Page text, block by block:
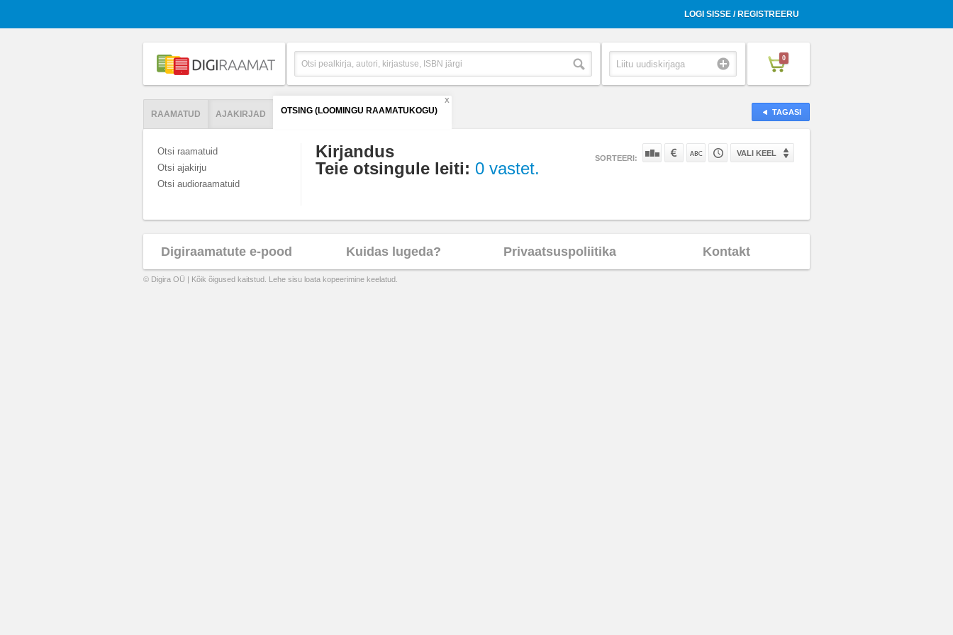
LOGI SISSE / REGISTREERU
0
TAGASI
RAAMATUD AJAKIRJAD OTSING (LOOMINGU RAAMATUKOGU)
X
Otsi raamatuid
Otsi ajakirju
Otsi audioraamatuid
Kirjandus
Teie otsingule leiti: 0 vastet.
SORTEERI:
VALI KEEL
Digiraamatute e-pood Kuidas lugeda? Privaatsuspoliitika Kontakt
© Digira OÜ | Kõik õigused kaitstud. Lehe sisu loata kopeerimine keelatud.